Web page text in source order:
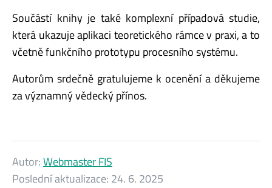
Součástí knihy je také komplexní případová studie,
která ukazuje aplikaci teoretického rámce v praxi, a to
včetně funkčního prototypu procesního systému.
Autorům srdečně gratulujeme k ocenění a děkujeme
za významný vědecký přínos.
Autor:Webmaster FIS
Poslední aktualizace: 24. 6. 2025